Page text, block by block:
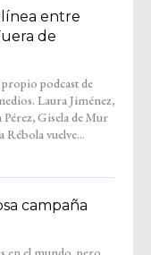
línea entre
de
Rébola vuelve...
campaña